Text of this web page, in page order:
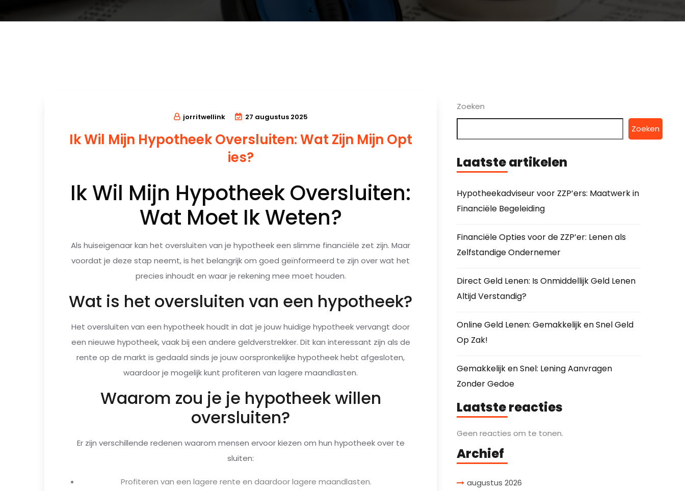
jorritwellink 27 augustus 2025
Ik Wil Mijn Hypotheek Oversluiten: Wat Zijn Mijn Opt
ies?
Ik Wil Mijn Hypotheek Oversluiten:
Wat Moet Ik Weten?
Als huiseigenaar kan het oversluiten van je hypotheek een slimme financiële zet zijn. Maar
voordat je deze stap neemt, is het belangrijk om goed geïnformeerd te zijn over wat het
precies inhoudt en waar je rekening mee moet houden.
Wat is het oversluiten van een hypotheek?
Het oversluiten van een hypotheek houdt in dat je jouw huidige hypotheek vervangt door
een nieuwe hypotheek, vaak bij een andere geldverstrekker. Dit kan interessant zijn als de
rente op de markt is gedaald sinds je jouw oorspronkelijke hypotheek hebt afgesloten,
waardoor je mogelijk kunt profiteren van lagere maandlasten.
Waarom zou je je hypotheek willen
oversluiten?
Er zijn verschillende redenen waarom mensen ervoor kiezen om hun hypotheek over te
sluiten:
Profiteren van een lagere rente en daardoor lagere maandlasten.
Zoeken
Zoeken
Laatste artikelen
Hypotheekadviseur voor ZZP’ers: Maatwerk in
Financiële Begeleiding
Financiële Opties voor de ZZP’er: Lenen als
Zelfstandige Ondernemer
Direct Geld Lenen: Is Onmiddellijk Geld Lenen
Altijd Verstandig?
Online Geld Lenen: Gemakkelijk en Snel Geld
Op Zak!
Gemakkelijk en Snel: Lening Aanvragen
Zonder Gedoe
Laatste reacties
Geen reacties om te tonen.
Archief
augustus 2026